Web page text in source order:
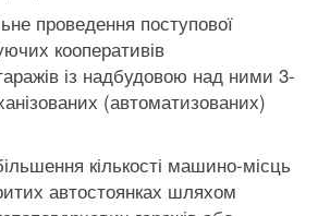
проведення поступової
кооперативів
із надбудовою над ними 3-
(автоматизованих)
кількості машино-місць
автостоянках шляхом